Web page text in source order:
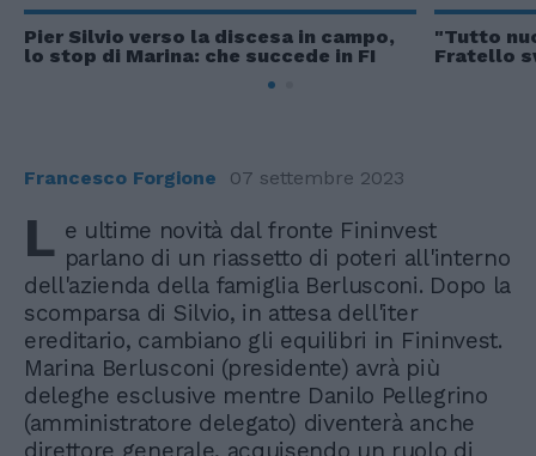
Pier Silvio verso la discesa in campo,
lo stop di Marina: che succede in FI
"Tutto
Fratello
Francesco Forgione 07 settembre 2023
L e ultime novità dal fronte Fininvest
parlano di un riassetto di poteri all'interno
dell'azienda della famiglia Berlusconi. Dopo la
scomparsa di Silvio, in attesa dell'iter
ereditario, cambiano gli equilibri in Fininvest.
Marina Berlusconi (presidente) avrà più
deleghe esclusive mentre Danilo Pellegrino
(amministratore delegato) diventerà anche